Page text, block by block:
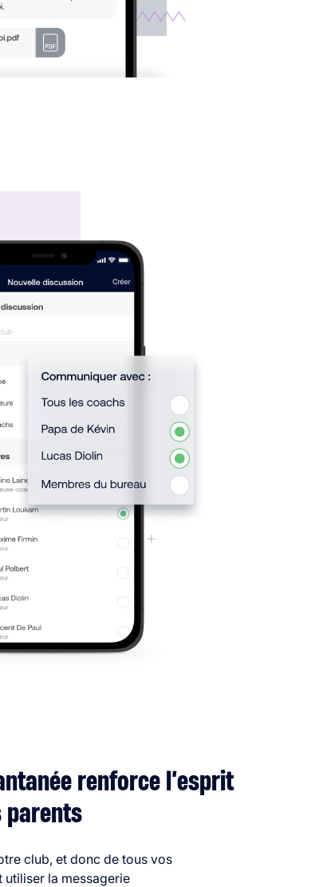
renforce l’esprit
parents
club, et donc de tous vos
utiliser la messagerie